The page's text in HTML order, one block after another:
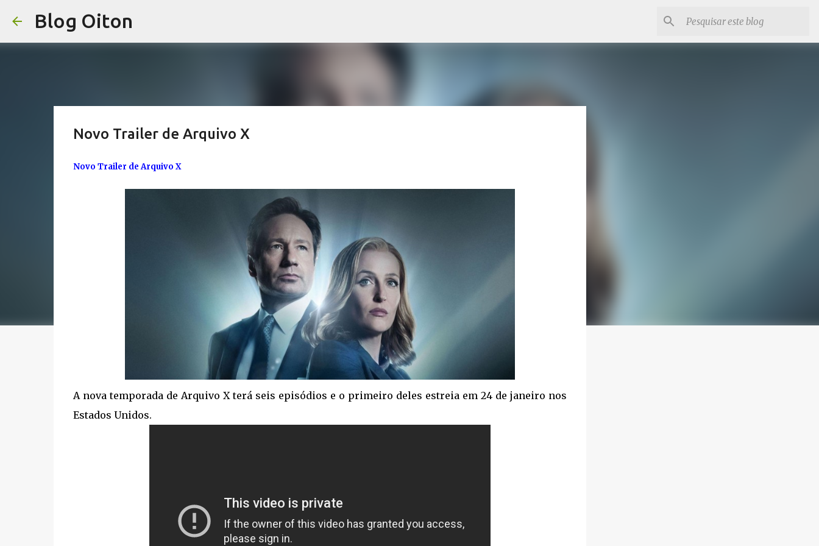
Blog Oiton
Novo Trailer de Arquivo X
Novo Trailer de Arquivo X
A nova temporada de Arquivo X terá seis episódios e o primeiro deles estreia em 24 de janeiro nos
Estados Unidos.